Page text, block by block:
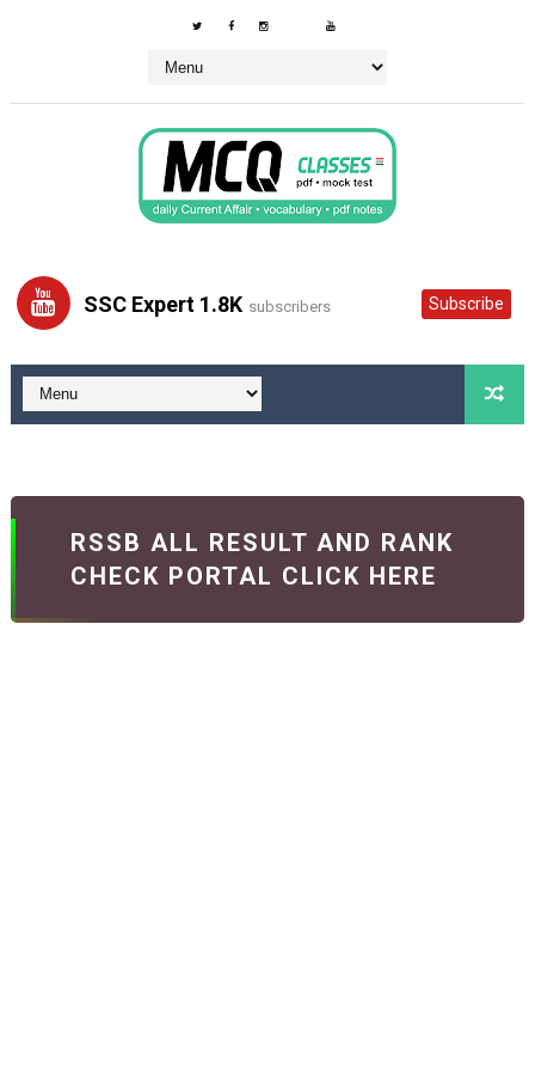
SSC Expert 1.8K subscribers Subscribe
RSSB ALL RESULT AND RANK
CHECK PORTAL CLICK HERE